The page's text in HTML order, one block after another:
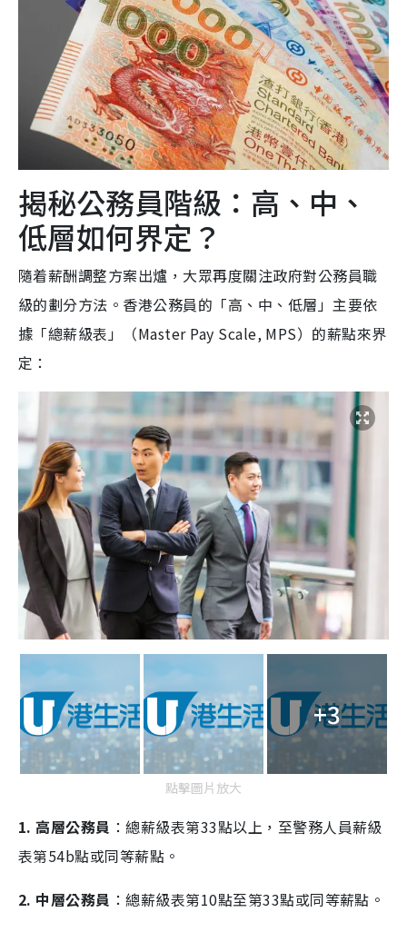
揭秘公務員階級：高、中、
低層如何界定？
隨着薪酬調整方案出爐，大眾再度關注政府對公務員職
級的劃分方法。香港公務員的「高、中、低層」主要依
據「總薪級表」（Master Pay Scale, MPS）的薪點來界
定：
+3
點擊圖片放大
1. 高層公務員 ：總薪級表第33點以上，至警務人員薪級
表第54b點或同等薪點。
2. 中層公務員 ：總薪級表第10點至第33點或同等薪點。